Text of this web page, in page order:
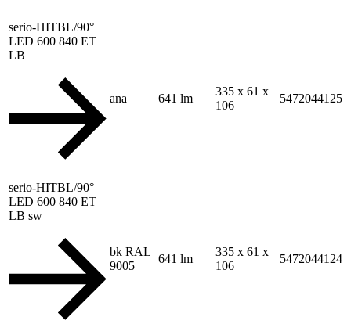
serio-HITBL/90°
LED 600 840 ET
LB
ana 641 lm
335 x 61 x
106
5472044125
serio-HITBL/90°
LED 600 840 ET
LB sw
bk RAL
9005
641 lm
335 x 61 x
106
5472044124